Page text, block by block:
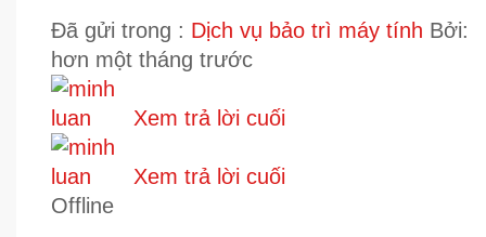
Đã gửi trong : Dịch vụ bảo trì máy tính Bởi:
hơn một tháng trước
Xem trả lời cuối
Xem trả lời cuối
Offline